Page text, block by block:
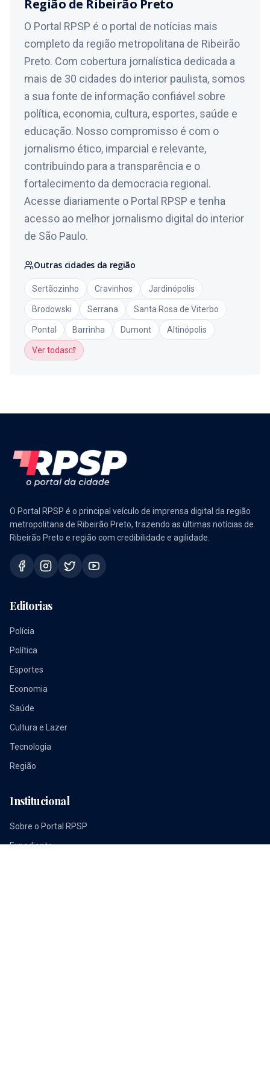
classificação como justificativa para ações extraterritoriais e,
em um cenário extremo, até o emprego de força militar em
possíveis consequências nas áreas financeira, migratória e
penal, além de impactos sobre a soberania nacional e a
economia do Brasil. Mauro Vieira ressalta que não houve
comunicação oficial dos Estados Unidos ao governo
brasileiro sobre a medida e afirma que, por se tratar de uma
decisão unilateral, o Brasil não está obrigado a se manifestar
formalmente. Ainda assim, segundo o chanceler, o governo
brasileiro tem manifestado oposição à classificação das
facções como organizações terroristas. A revelação do
documento reacende o debate sobre os efeitos diplomáticos
e jurídicos da política antiterrorismo adotada pelos Estados
Unidos e seus possíveis reflexos para o combate ao crime
RPSP. Link na Bio. #Jornalismo #RibeiraoPreto #PortalRPSP
Região de Ribeirão Preto
O Portal RPSP é o portal de notícias mais
completo da região metropolitana de Ribeirão
Preto. Com cobertura jornalística dedicada a
mais de 30 cidades do interior paulista, somos
a sua fonte de informação confiável sobre
política, economia, cultura, esportes, saúde e
educação. Nosso compromisso é com o
jornalismo ético, imparcial e relevante,
contribuindo para a transparência e o
fortalecimento da democracia regional.
Acesse diariamente o Portal RPSP e tenha
acesso ao melhor jornalismo digital do interior
de São Paulo.
Outras cidades da região
Sertãozinho Cravinhos Jardinópolis
Brodowski Serrana Santa Rosa de Viterbo
Pontal Barrinha Dumont Altinópolis
Ver todas
O Portal RPSP é o principal veículo de imprensa digital da região
metropolitana de Ribeirão Preto, trazendo as últimas notícias de
Ribeirão Preto e região com credibilidade e agilidade.
Editorias
Polícia
Política
Esportes
Economia
Saúde
Cultura e Lazer
Tecnologia
Região
Institucional
Sobre o Portal RPSP
Expediente